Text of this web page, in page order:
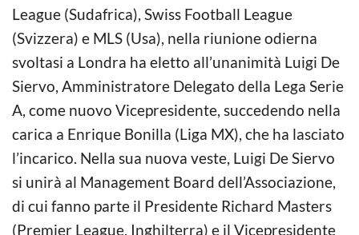
League (Sudafrica), Swiss Football League
(Svizzera) e MLS (Usa), nella riunione odierna
svoltasi a Londra ha eletto all’unanimità Luigi De
Siervo, Amministratore Delegato della Lega Serie
A, come nuovo Vicepresidente, succedendo nella
carica a Enrique Bonilla (Liga MX), che ha lasciato
l’incarico. Nella sua nuova veste, Luigi De Siervo
si unirà al Management Board dell’Associazione,
di cui fanno parte il Presidente Richard Masters
(Premier League, Inghilterra) e il Vicepresidente